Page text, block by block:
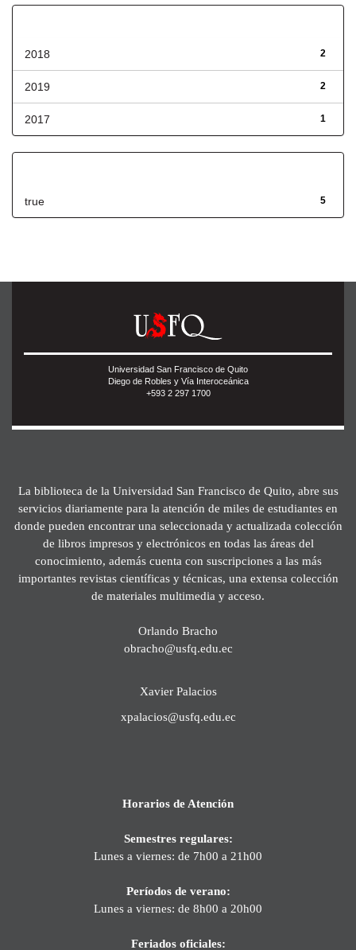
2
2018
2
2019
1
2017
5
true
Universidad San Francisco de Quito
Diego de Robles y Vía Interoceánica
+593 2 297 1700
La biblioteca de la Universidad San Francisco de Quito, abre sus
servicios diariamente para la atención de miles de estudiantes en
donde pueden encontrar una seleccionada y actualizada colección
de libros impresos y electrónicos en todas las áreas del
conocimiento, además cuenta con suscripciones a las más
importantes revistas científicas y técnicas, una extensa colección
de materiales multimedia y acceso.
Orlando Bracho
obracho@usfq.edu.ec
Xavier Palacios
xpalacios@usfq.edu.ec
Horarios de Atención
Semestres regulares:
Lunes a viernes: de 7h00 a 21h00
Períodos de verano:
Lunes a viernes: de 8h00 a 20h00
Feriados oficiales: